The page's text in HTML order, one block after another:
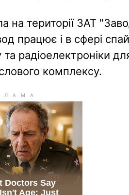
на території ЗАТ
працює і в сфері
радіоелектроніки
комплексу.